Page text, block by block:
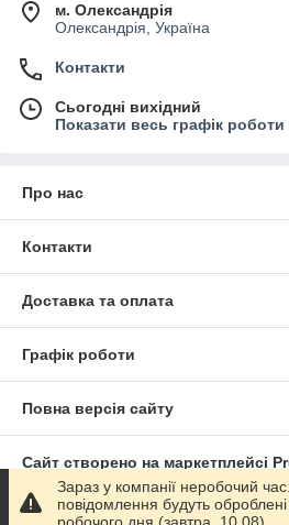
м. Олександрія
Олександрія, Україна
Контакти
Сьогодні вихідний
Показати весь графік роботи
Про нас
Контакти
Доставка та оплата
Графік роботи
Повна версія сайту
Сайт створено на маркетплейсі
Політика конфіденційності
Зараз у компанії неробочий
повідомлення будуть